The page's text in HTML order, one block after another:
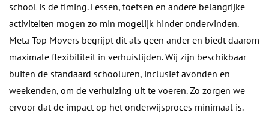
school is de timing. Lessen, toetsen en andere belangrijke
activiteiten mogen zo min mogelijk hinder ondervinden.
Meta Top Movers begrijpt dit als geen ander en biedt daarom
maximale flexibiliteit in verhuistijden. Wij zijn beschikbaar
buiten de standaard schooluren, inclusief avonden en
weekenden, om de verhuizing uit te voeren. Zo zorgen we
ervoor dat de impact op het onderwijsproces minimaal is.